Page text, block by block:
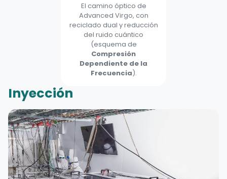
El camino óptico de
Advanced Virgo, con
reciclado dual y reducción
del ruido cuántico
(esquema de
Compresión
Dependiente de la
Frecuencia).
Inyección